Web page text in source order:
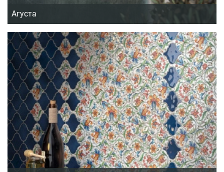
Агуста